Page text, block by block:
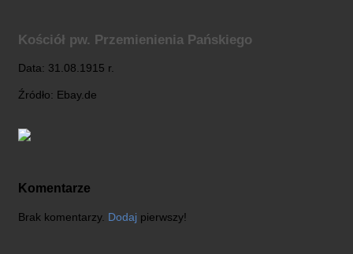
Kościół pw. Przemienienia Pańskiego
Data: 31.08.1915 r.
Źródło: Ebay.de
Komentarze
Brak komentarzy. Dodaj pierwszy!